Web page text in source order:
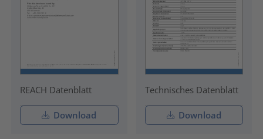
REACH Datenblatt
Download
Technisches Datenblatt
Download